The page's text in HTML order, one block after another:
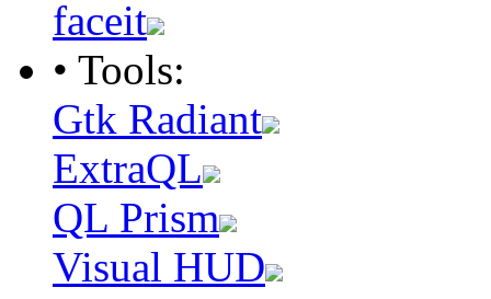
faceit
• Tools:
Gtk Radiant
ExtraQL
QL Prism
Visual HUD